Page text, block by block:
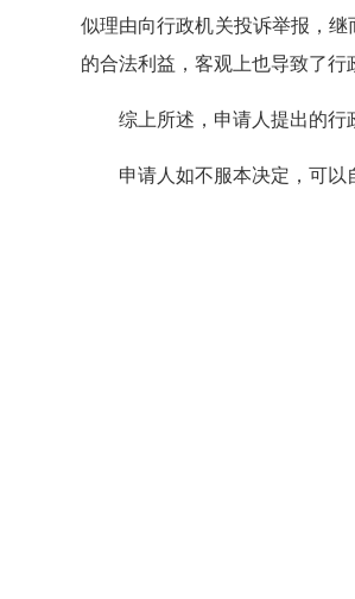
似理由向行政机关投诉举报，
的合法利益，客观上也导致了行
综上所述，申请人提出的行政
申请人如不服本决定，可以自